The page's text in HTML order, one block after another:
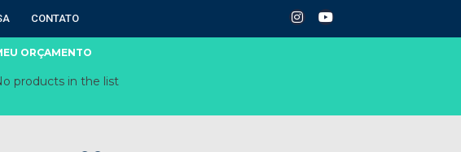
CONTATO
ORÇAMENTO
products in the list